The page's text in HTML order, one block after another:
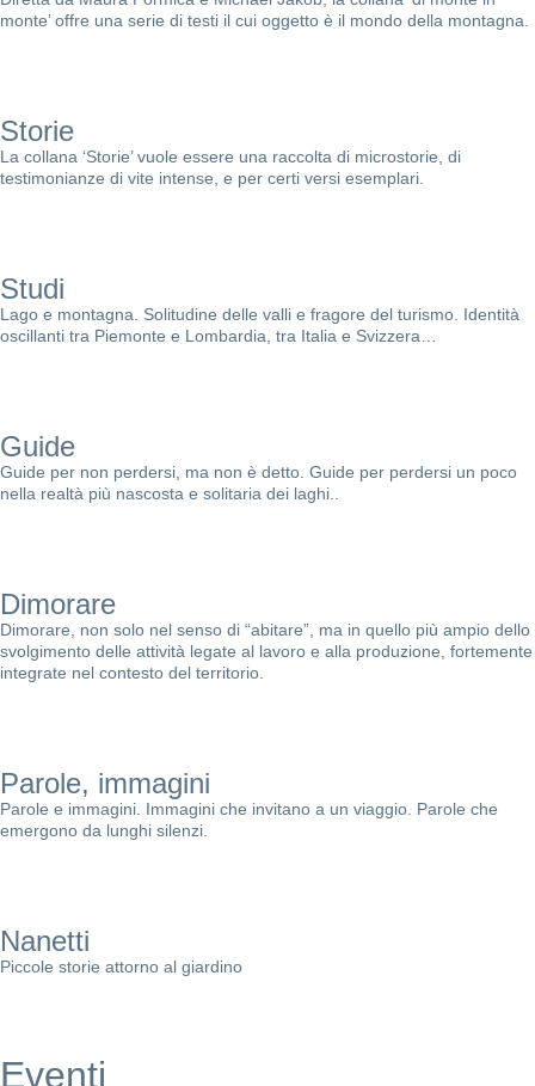
monte’ offre una serie di testi il cui oggetto è il mondo della montagna.
Storie
La collana ‘Storie’ vuole essere una raccolta di microstorie, di
testimonianze di vite intense, e per certi versi esemplari.
Studi
Lago e montagna. Solitudine delle valli e fragore del turismo. Identità
oscillanti tra Piemonte e Lombardia, tra Italia e Svizzera…
Guide
Guide per non perdersi, ma non è detto. Guide per perdersi un poco
nella realtà più nascosta e solitaria dei laghi..
Dimorare
Dimorare, non solo nel senso di “abitare”, ma in quello più ampio dello
svolgimento delle attività legate al lavoro e alla produzione, fortemente
integrate nel contesto del territorio.
Parole, immagini
Parole e immagini. Immagini che invitano a un viaggio. Parole che
emergono da lunghi silenzi.
Nanetti
Piccole storie attorno al giardino
Eventi